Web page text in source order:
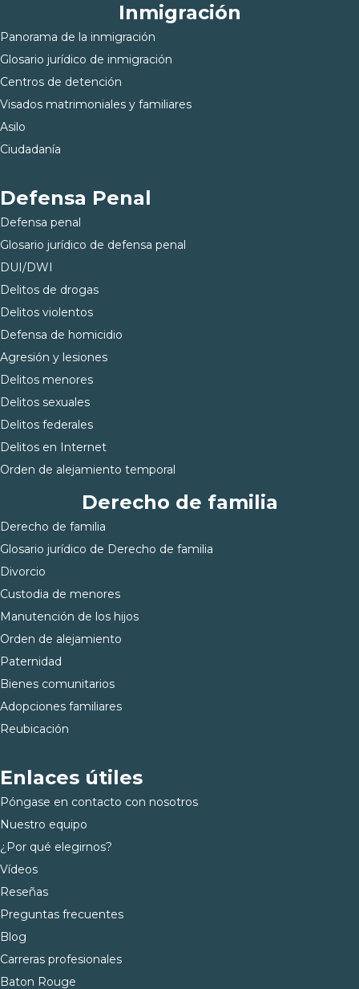
Inmigración
Panorama de la inmigración
Glosario jurídico de inmigración
Centros de detención
Visados matrimoniales y familiares
Asilo
Ciudadanía
Defensa Penal
Defensa penal
Glosario jurídico de defensa penal
DUI/DWI
Delitos de drogas
Delitos violentos
Defensa de homicidio
Agresión y lesiones
Delitos menores
Delitos sexuales
Delitos federales
Delitos en Internet
Orden de alejamiento temporal
Derecho de familia
Derecho de familia
Glosario jurídico de Derecho de familia
Divorcio
Custodia de menores
Manutención de los hijos
Orden de alejamiento
Paternidad
Bienes comunitarios
Adopciones familiares
Reubicación
Enlaces útiles
Póngase en contacto con nosotros
Nuestro equipo
¿Por qué elegirnos?
Vídeos
Reseñas
Preguntas frecuentes
Blog
Carreras profesionales
Baton Rouge